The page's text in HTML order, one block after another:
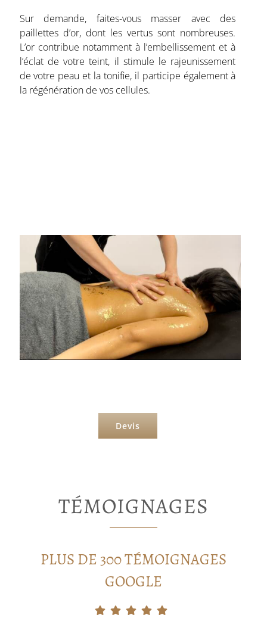
Sur demande, faites-vous masser avec des
paillettes d’or, dont les vertus sont nombreuses.
L’or contribue notamment à l’embellissement et à
l’éclat de votre teint, il stimule le rajeunissement
de votre peau et la tonifie, il participe également à
la régénération de vos cellules.
Devis
TÉMOIGNAGES
PLUS DE 300 TÉMOIGNAGES
GOOGLE